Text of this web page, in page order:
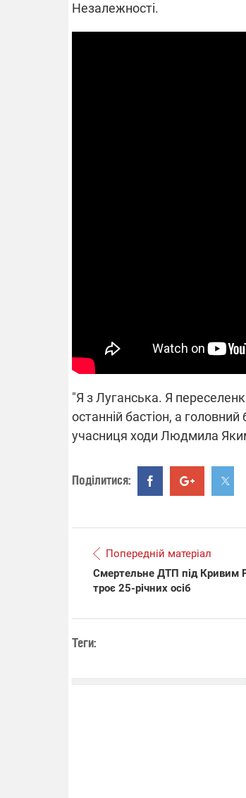
Незалежності.
"Я з Луганська. Я
останній бастіон, а головний
учасниця ходи Людмила
Поділитися:
Попередній матеріал
Смертельне ДТП під Кривим
троє 25-річних осіб
Теги: